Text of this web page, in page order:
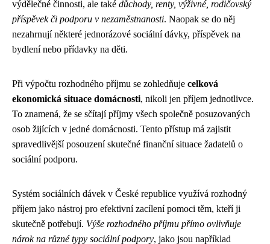
výdělečné činnosti, ale také důchody, renty, výživné, rodičovský
příspěvek či podporu v nezaměstnanosti. Naopak se do něj
nezahrnují některé jednorázové sociální dávky, příspěvek na
bydlení nebo přídavky na děti.
Při výpočtu rozhodného příjmu se zohledňuje celková
ekonomická situace domácnosti, nikoli jen příjem jednotlivce.
To znamená, že se sčítají příjmy všech společně posuzovaných
osob žijících v jedné domácnosti. Tento přístup má zajistit
spravedlivější posouzení skutečné finanční situace žadatelů o
sociální podporu.
Systém sociálních dávek v České republice využívá rozhodný
příjem jako nástroj pro efektivní zacílení pomoci těm, kteří ji
skutečně potřebují. Výše rozhodného příjmu přímo ovlivňuje
nárok na různé typy sociální podpory, jako jsou například